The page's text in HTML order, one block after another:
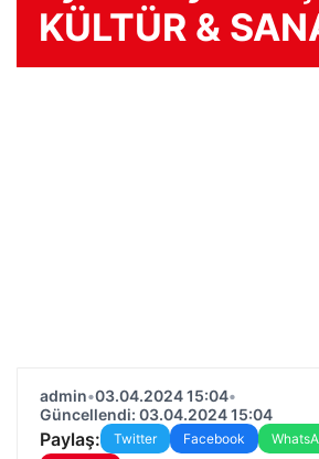
KÜLTÜR &
admin•03.04.2024 15:04•
Güncellendi: 03.04.2024 15:04
Paylaş: Twitter Facebook